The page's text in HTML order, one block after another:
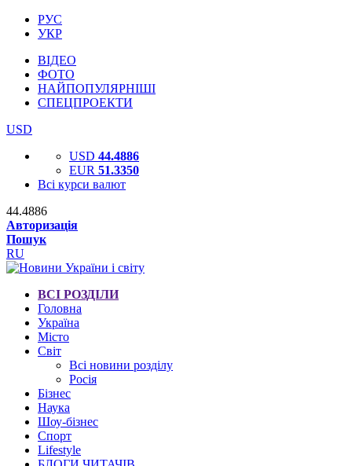
РУС
УКР
ВІДЕО
ФОТО
НАЙПОПУЛЯРНІШІ
СПЕЦПРОЕКТИ
USD
USD 44.4886
EUR 51.3350
Всі курси валют
44.4886
Авторизація
Пошук
RU
ВСІ РОЗДІЛИ
Головна
Україна
Місто
Світ
Всі новини розділу
Росія
Бізнес
Наука
Шоу-бізнес
Спорт
Lifestyle